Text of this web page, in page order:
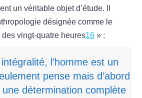
un véritable objet d’étude. Il
désignée comme le
des vingt-quatre heures16 » :
l’homme est un
pense mais d’abord
détermination complète